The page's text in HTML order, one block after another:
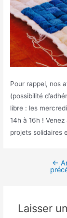
Pour rappel, nos
(possibilité
libre : les
14h à 16h !
projets solidaires
←
Laisser